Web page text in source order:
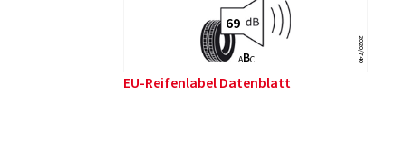
ABC 2020/740
EU-Reifenlabel Datenblatt